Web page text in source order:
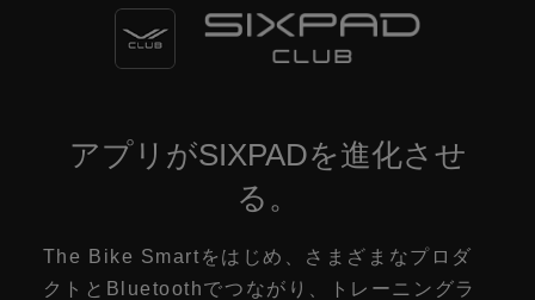
アプリがSIXPADを進化させ
る。
The Bike Smartをはじめ、さまざまなプロダ
クトとBluetoothでつながり、
トレーニングラ